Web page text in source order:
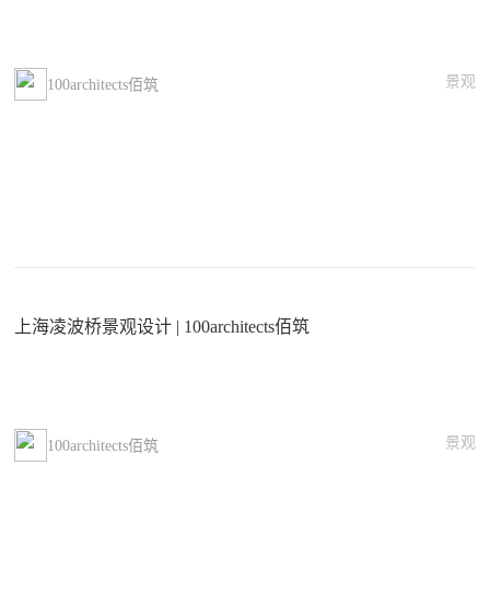
100architects佰筑 景观
上海凌波桥景观设计 | 100architects佰筑
100architects佰筑 景观